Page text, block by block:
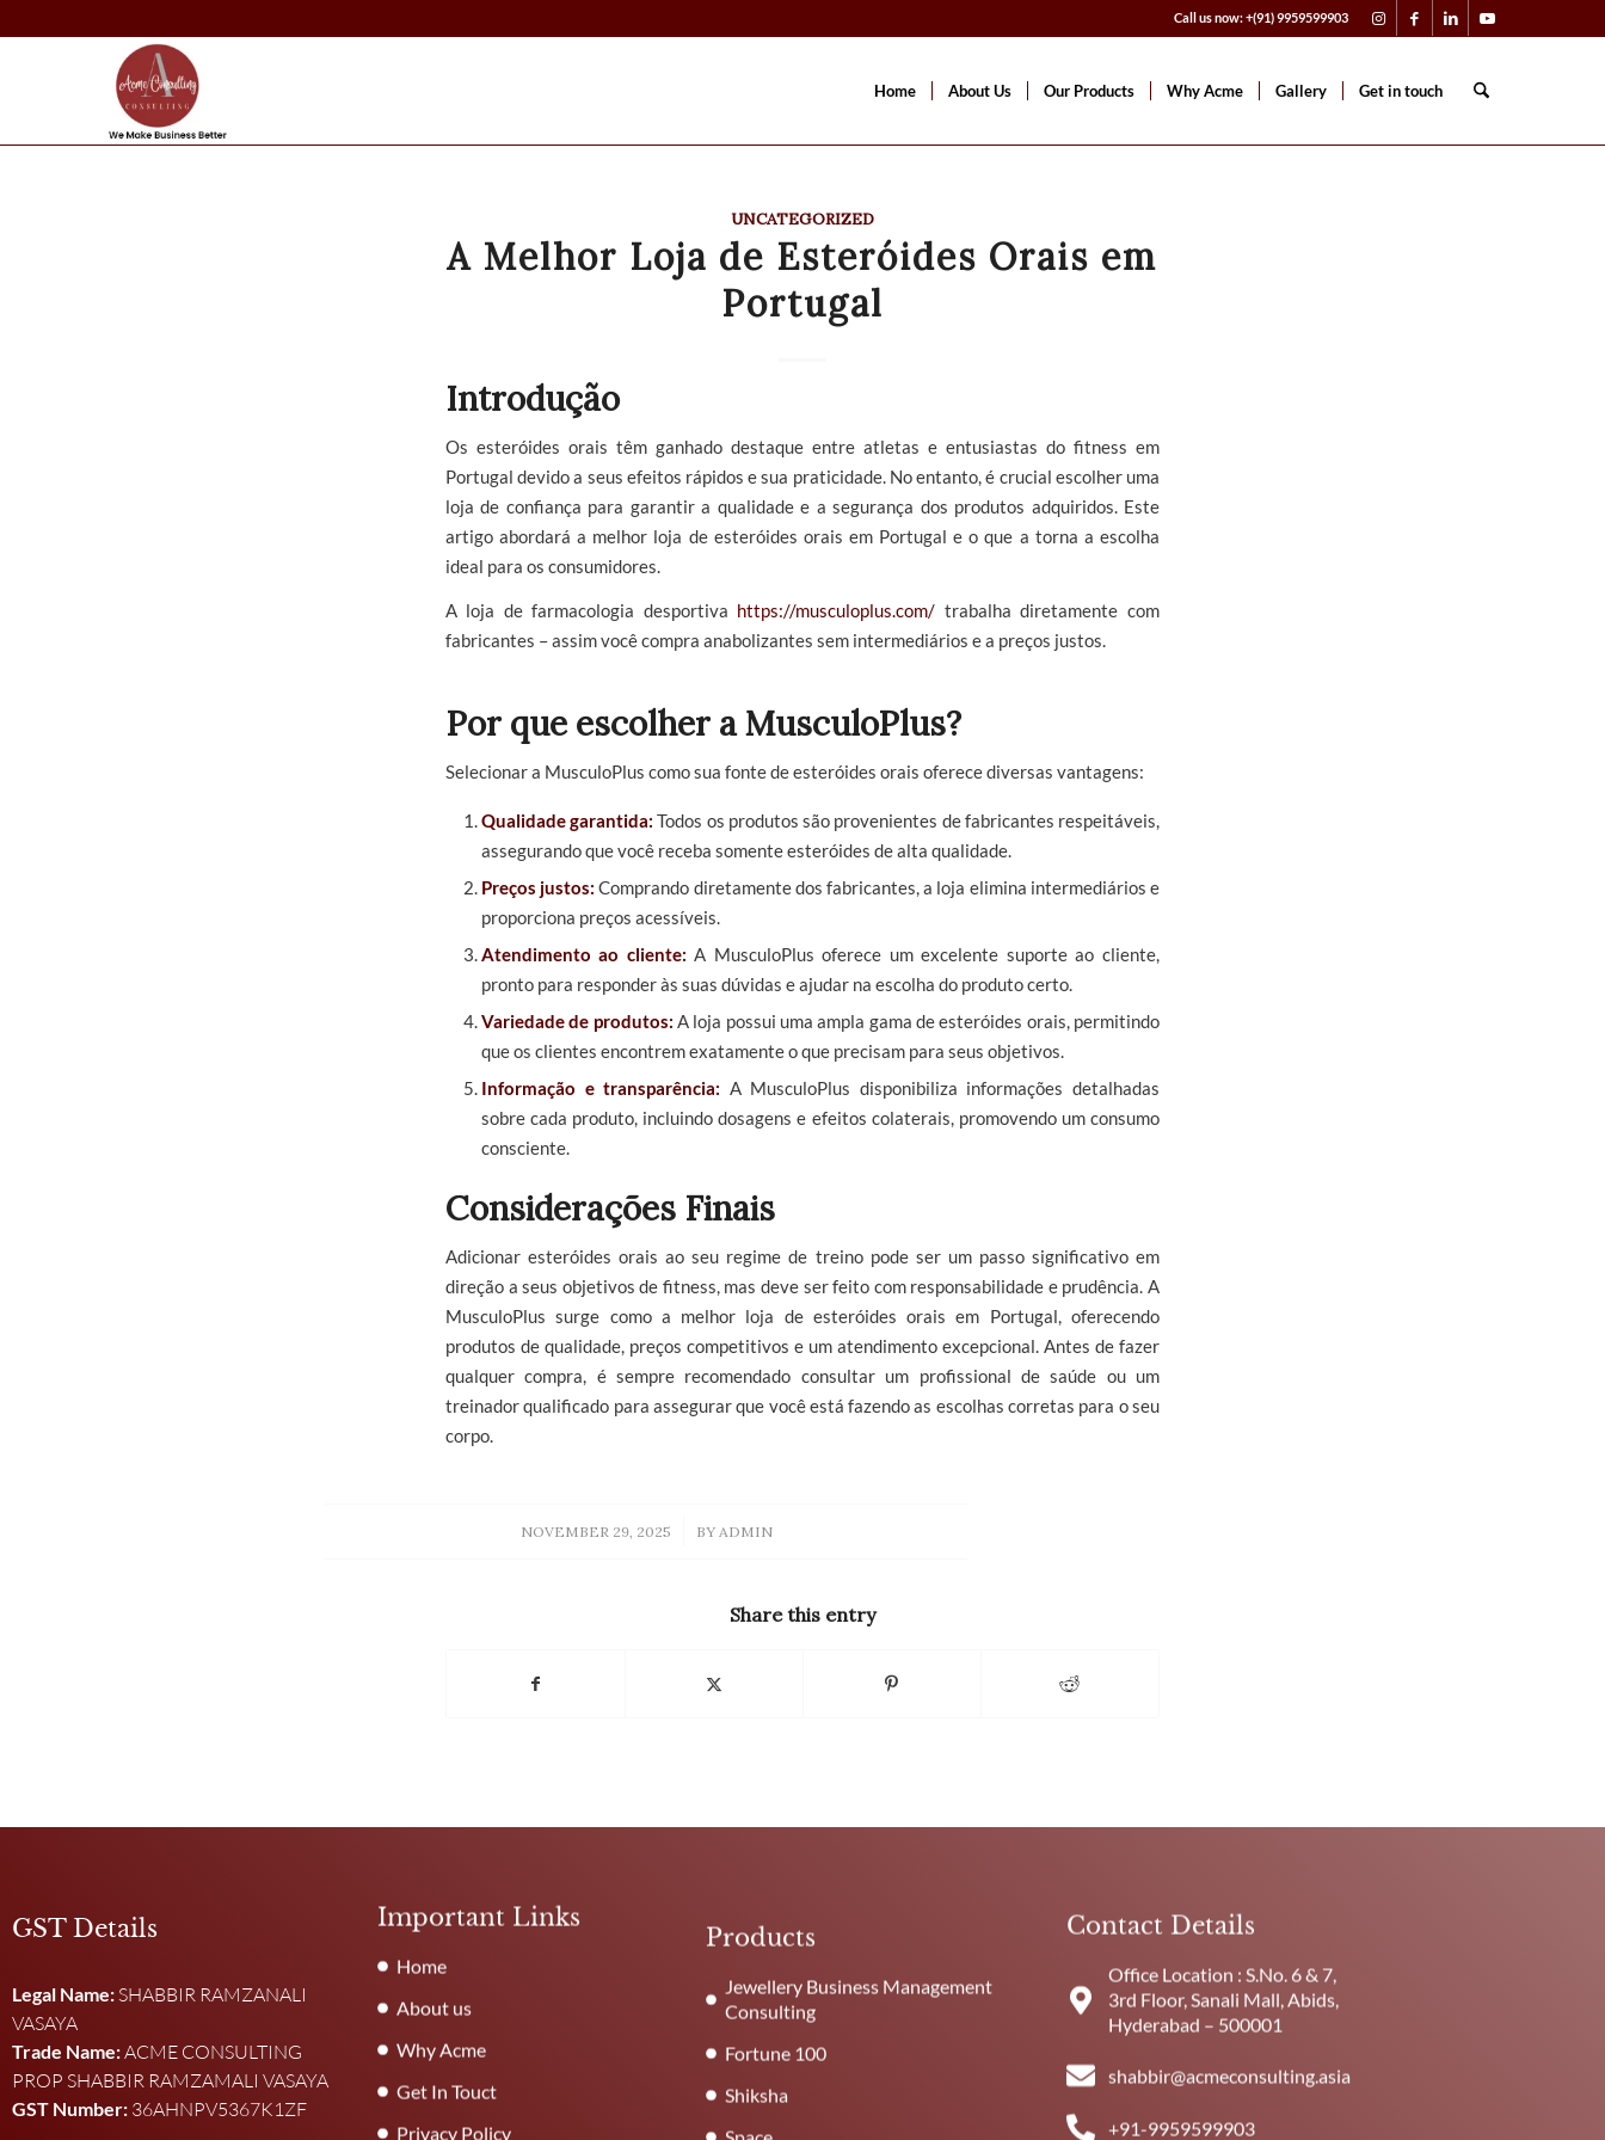
Call us now: +(91) 9959599903
Home About Us Our Products Why Acme Gallery Get in touch
UNCATEGORIZED
A Melhor Loja de Esteróides Orais em
Portugal
Introdução
Os esteróides orais têm ganhado destaque entre atletas e entusiastas do fitness em
Portugal devido a seus efeitos rápidos e sua praticidade. No entanto, é crucial escolher uma
loja de confiança para garantir a qualidade e a segurança dos produtos adquiridos. Este
artigo abordará a melhor loja de esteróides orais em Portugal e o que a torna a escolha
ideal para os consumidores.
A loja de farmacologia desportiva https://musculoplus.com/ trabalha diretamente com
fabricantes – assim você compra anabolizantes sem intermediários e a preços justos.
Por que escolher a MusculoPlus?
Selecionar a MusculoPlus como sua fonte de esteróides orais oferece diversas vantagens:
Qualidade garantida: Todos os produtos são provenientes de fabricantes respeitáveis,
assegurando que você receba somente esteróides de alta qualidade.
Preços justos: Comprando diretamente dos fabricantes, a loja elimina intermediários e
proporciona preços acessíveis.
Atendimento ao cliente: A MusculoPlus oferece um excelente suporte ao cliente,
pronto para responder às suas dúvidas e ajudar na escolha do produto certo.
Variedade de produtos: A loja possui uma ampla gama de esteróides orais, permitindo
que os clientes encontrem exatamente o que precisam para seus objetivos.
Informação e transparência: A MusculoPlus disponibiliza informações detalhadas
sobre cada produto, incluindo dosagens e efeitos colaterais, promovendo um consumo
consciente.
Considerações Finais
Adicionar esteróides orais ao seu regime de treino pode ser um passo significativo em
direção a seus objetivos de fitness, mas deve ser feito com responsabilidade e prudência. A
MusculoPlus surge como a melhor loja de esteróides orais em Portugal, oferecendo
produtos de qualidade, preços competitivos e um atendimento excepcional. Antes de fazer
qualquer compra, é sempre recomendado consultar um profissional de saúde ou um
treinador qualificado para assegurar que você está fazendo as escolhas corretas para o seu
corpo.
NOVEMBER 29, 2025
/ BY ADMIN
Share this entry
GST Details
Legal Name: SHABBIR RAMZANALI
VASAYA
Trade Name:ACME CONSULTING
PROP SHABBIR RAMZAMALI VASAYA
GST Number: 36AHNPV5367K1ZF
Important Links
Home
About us
Why Acme
Get In Touct
Privacy Policy
Products
Jewellery Business Management
Consulting
Fortune 100
Shiksha
Contact Details
Office Location : S.No. 6 & 7,
3rd Floor, Sanali Mall, Abids,
Hyderabad – 500001
shabbir@acmeconsulting.asia
+91-9959599903